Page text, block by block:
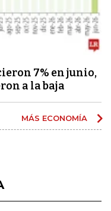
7% en junio,
a la baja
MÁS ECONOMÍA